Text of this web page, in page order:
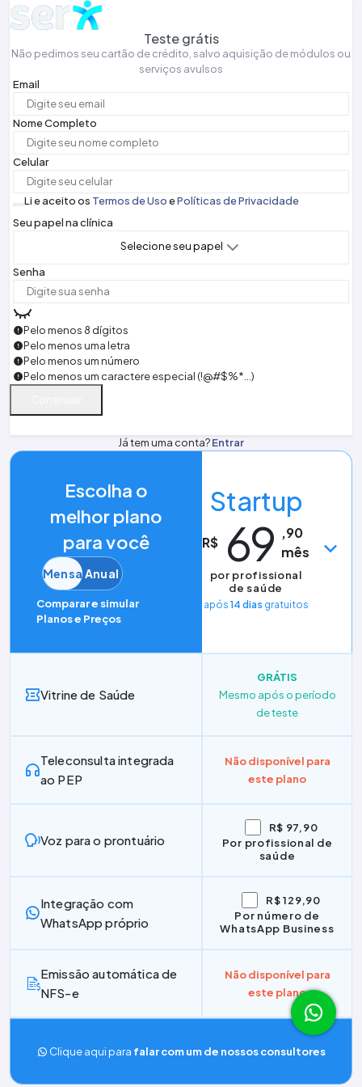
Teste grátis
Não pedimos seu cartão de crédito, salvo aquisição de módulos ou
serviços avulsos
Email
Nome Completo
Celular
Li e aceito os Termos de UsoePolíticas de Privacidade
Seu papel na clínica
Selecione seu papel
Senha
Pelo menos 8 dígitos
Pelo menos uma letra
Pelo menos um número
Pelo menos um caractere especial (!@#$%*...)
Já tem uma conta?Entrar
Escolha o
melhor plano
para você
MensalAnual
Comparar e simular
Planos e Preços
Startup
R$ 69 ,90
mês
por profissional
de saúde
após 14 dias gratuitos
Vitrine de Saúde
GRÁTIS
Mesmo após o período
de teste
Teleconsulta integrada
ao PEP
Não disponível para
este plano
Voz para o prontuário
R$ 97,90
Por profissional de
saúde
Integração com
WhatsApp próprio
R$ 129,90
Por número de
WhatsApp Business
Emissão automática de
NFS-e
Não disponível para
este plano
Clique aqui para falar com um de nossos consultores